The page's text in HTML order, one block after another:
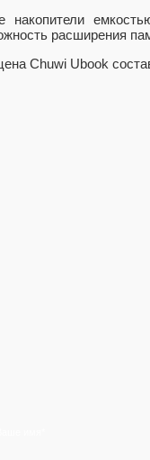
накопители
расширения
Chuwi Ubook